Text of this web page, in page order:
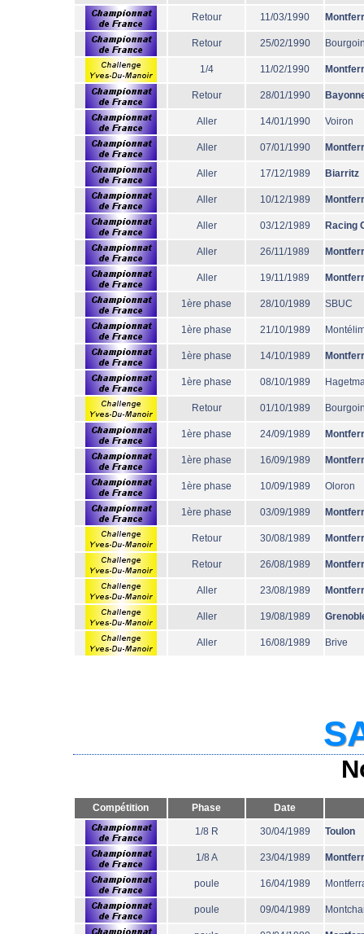
Retour 11/03/1990
Retour 25/02/1990
1/4 11/02/1990
Retour 28/01/1990
Aller 14/01/1990 Voiron
Aller 07/01/1990
Aller 17/12/1989 Biarritz
Aller 10/12/1989
Aller 03/12/1989 Racing
Aller 26/11/1989
Aller 19/11/1989
1ère phase 28/10/1989 SBUC
1ère phase 21/10/1989
1ère phase 14/10/1989
1ère phase 08/10/1989
Retour 01/10/1989
1ère phase 24/09/1989
1ère phase 16/09/1989
1ère phase 10/09/1989 Oloron
1ère phase 03/09/1989
Retour 30/08/1989
Retour 26/08/1989
Aller 23/08/1989
Aller 19/08/1989
Aller 16/08/1989 Brive
Compétition Phase Date
1/8 R 30/04/1989 Toulon
1/8 A 23/04/1989
poule 16/04/1989
poule 09/04/1989